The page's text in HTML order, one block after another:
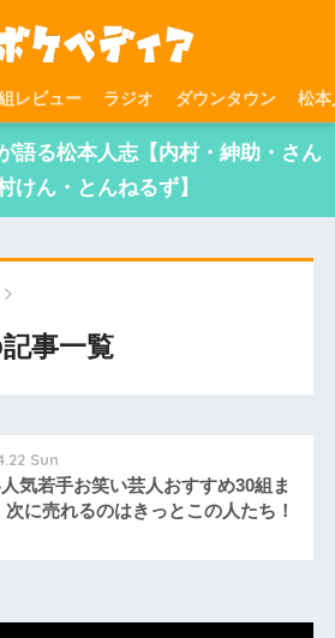
レビュー ラジオ ダウンタウン 松本
語る松本人志【内村・紳助・さん
けん・とんねるず】
記事一覧
Sun
気若手お笑い芸人おすすめ30組ま
次に売れるのはきっとこの人たち！